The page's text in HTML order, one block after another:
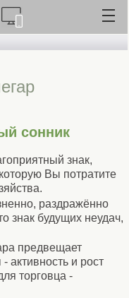
сонник
знак,
Вы потратите
раздражённо
знак будущих неудач,
предвещает
и рост
торговца -